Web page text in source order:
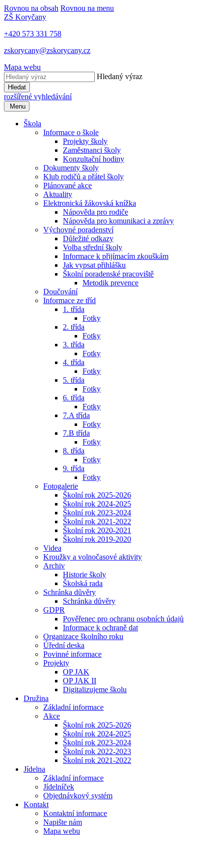
Rovnou na obsah Rovnou na menu
ZŠ Koryčany
+420 573 331 758
zskorycany@zskorycany.cz
Mapa webu
Hledaný výraz
Hledat
rozšířené vyhledávání
Menu
Škola
Informace o škole
Projekty školy
Zaměstnanci školy
Konzultační hodiny
Dokumenty školy
Klub rodičů a přátel školy
Plánované akce
Aktuality
Elektronická žákovská knížka
Nápověda pro rodiče
Nápověda pro komunikaci a zprávy
Výchovné poradenství
Důležité odkazy
Volba střední školy
Informace k přijímacím zkouškám
Jak vypsat přihlášku
Školní poradenské pracoviště
Metodik prevence
Doučování
Informace ze tříd
1. třída
Fotky
2. třída
Fotky
3. třída
Fotky
4. třída
Fotky
5. třída
Fotky
6. třída
Fotky
7.A třída
Fotky
7.B třída
Fotky
8. třída
Fotky
9. třída
Fotky
Fotogalerie
Školní rok 2025-2026
Školní rok 2024-2025
Školní rok 2023-2024
Školní rok 2021-2022
Školní rok 2020-2021
Školní rok 2019-2020
Videa
Kroužky a volnočasové aktivity
Archiv
Historie školy
Školská rada
Schránka důvěry
Schránka důvěry
GDPR
Pověřenec pro ochranu osobních údajů
Informace k ochraně dat
Organizace školního roku
Úřední deska
Povinné informace
Projekty
OP JAK
OP JAK II
Digitalizujeme školu
Družina
Základní informace
Akce
Školní rok 2025-2026
Školní rok 2024-2025
Školní rok 2023-2024
Školní rok 2022-2023
Školní rok 2021-2022
Jídelna
Základní informace
Jídelníček
Objednávkový systém
Kontakt
Kontaktní informace
Napište nám
Mapa webu